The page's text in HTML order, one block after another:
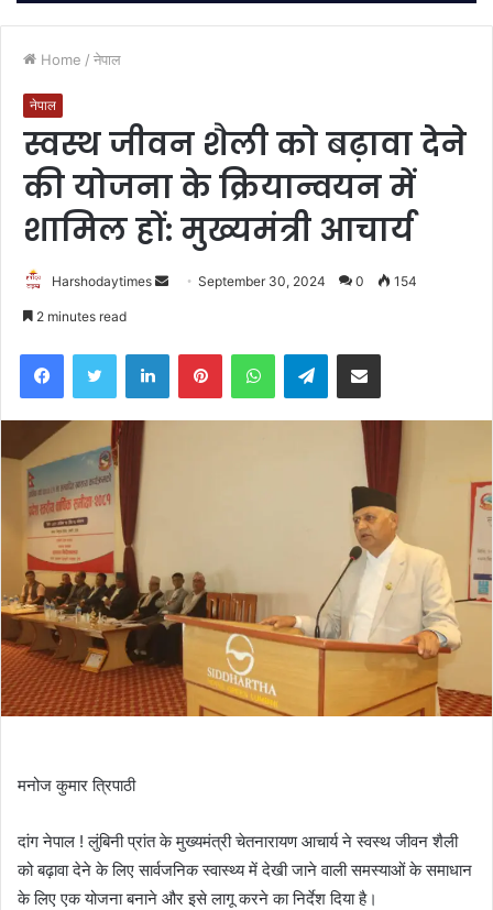
Home / नेपाल
नेपाल
स्वस्थ जीवन शैली को बढ़ावा देने
की योजना के क्रियान्वयन में
शामिल हों: मुख्यमंत्री आचार्य
Harshodaytimes
SendSeptember 30, 2024 0 154
2 minutes read
FacebookTwitter LinkedInPinterestWhatsAppTelegramShare via Email
मनोज कुमार त्रिपाठी
दांग नेपाल ! लुंबिनी प्रांत के मुख्यमंत्री चेतनारायण आचार्य ने स्वस्थ जीवन शैली
को बढ़ावा देने के लिए सार्वजनिक स्वास्थ्य में देखी जाने वाली समस्याओं के समाधान
के लिए एक योजना बनाने और इसे लागू करने का निर्देश दिया है।